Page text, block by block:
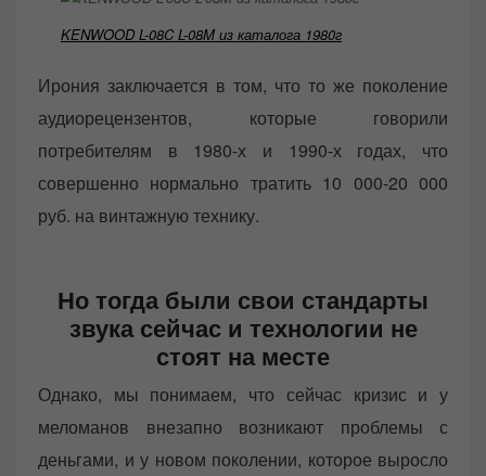
KENWOOD L-08C L-08M из каталога 1980г
Ирония заключается в том, что то же поколение
аудиорецензентов, которые говорили
потребителям в 1980-х и 1990-х годах, что
совершенно нормально тратить 10 000-20 000
руб. на винтажную технику.
Но тогда были свои стандарты
звука сейчас и технологии не
стоят на месте
Однако, мы понимаем, что сейчас кризис и у
меломанов внезапно возникают проблемы с
деньгами, и у новом поколении, которое выросло